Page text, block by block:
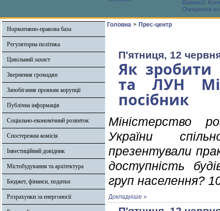
Вакансії.
Очищення
Нормативно-правова база
Регуляторна політика
Цивільний захист
Звернення громадян
Запобігання проявам корупції
Публічна інформація
Соціально-економічний розвиток
Спостережна комісія
Інвестиційний довідник
Містобудування та архітектура
Бюджет, фінанси, податки
Розрахунки за енергоносії
Головна > Прес-центр
П'ятниця, 12
Як зробити
та ЛУН
посібник
Міністерство
України
презентували
доступність
груп населення?
Докладніше »